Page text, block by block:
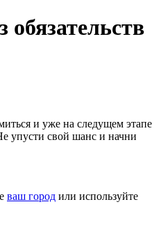
обязательств
и уже на следущем этапе
упусти свой шанс и начни
ваш город или используйте